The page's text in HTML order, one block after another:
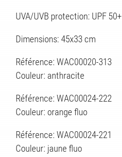
UVA/UVB protection: UPF 50+
Dimensions: 45x33 cm
Référence: WAC00020-313
Couleur: anthracite
Référence: WAC00024-222
Couleur: orange fluo
Référence: WAC00024-221
Couleur: jaune fluo